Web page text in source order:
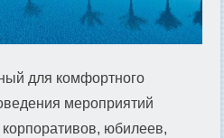
для комфортного
мероприятий
юбилеев,